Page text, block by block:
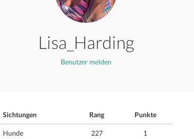
Lisa_Harding
Benutzer melden
Sichtungen Rang Punkte
Hunde 227 1